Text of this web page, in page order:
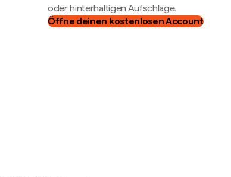
oder hinterhältigen Aufschläge.
Öffne deinen kostenlosen Account